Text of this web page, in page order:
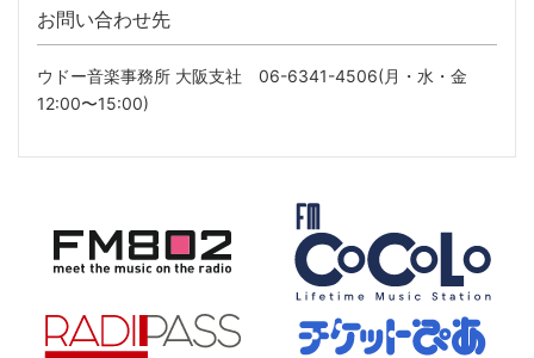
お問い合わせ先
ウドー音楽事務所 大阪支社 06-6341-4506(月・水・金
12:00〜15:00)